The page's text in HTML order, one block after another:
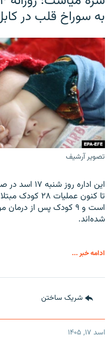
به سوراخ قلب در
تصویر آرشیف
این اداره
تا کنون عملیات
است و ۹ کودک پس از
شده‌اند.
ادامه خبر ...
شریک ساختن
اسد ۱۷, ۱۴۰۵